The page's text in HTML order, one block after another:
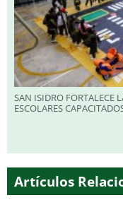
SAN ISIDRO FORTALECE
ESCOLARES
Artículos